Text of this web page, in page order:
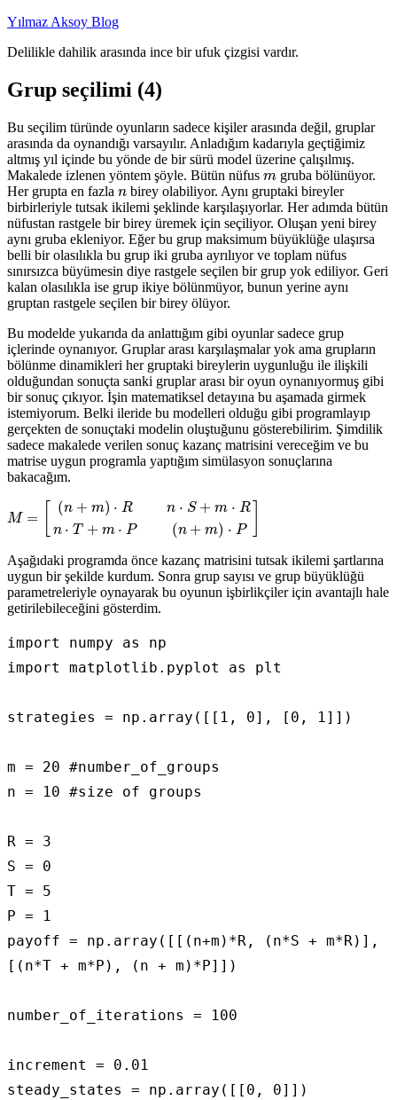
İçeriğe
Yılmaz Aksoy Blog
Delilikle dahilik arasında ince bir ufuk çizgisi vardır.
Grup seçilimi (4)
Bu seçilim türünde oyunların sadece kişiler arasında değil, gruplar
arasında da oynandığı varsayılır. Anladığım kadarıyla geçtiğimiz
altmış yıl içinde bu yönde de bir sürü model üzerine çalışılmış.
Makalede izlenen yöntem şöyle. Bütün nüfus m gruba bölünüyor.
Her grupta en fazla n birey olabiliyor. Aynı gruptaki bireyler
birbirleriyle tutsak ikilemi şeklinde karşılaşıyorlar. Her adımda bütün
nüfustan rastgele bir birey üremek için seçiliyor. Oluşan yeni birey
aynı gruba ekleniyor. Eğer bu grup maksimum büyüklüğe ulaşırsa
belli bir olasılıkla bu grup iki gruba ayrılıyor ve toplam nüfus
sınırsızca büyümesin diye rastgele seçilen bir grup yok ediliyor. Geri
kalan olasılıkla ise grup ikiye bölünmüyor, bunun yerine aynı
gruptan rastgele seçilen bir birey ölüyor.
Bu modelde yukarıda da anlattığım gibi oyunlar sadece grup
içlerinde oynanıyor. Gruplar arası karşılaşmalar yok ama grupların
bölünme dinamikleri her gruptaki bireylerin uygunluğu ile ilişkili
olduğundan sonuçta sanki gruplar arası bir oyun oynanıyormuş gibi
bir sonuç çıkıyor. İşin matematiksel detayına bu aşamada girmek
istemiyorum. Belki ileride bu modelleri olduğu gibi programlayıp
gerçekten de sonuçtaki modelin oluştuğunu gösterebilirim. Şimdilik
sadece makalede verilen sonuç kazanç matrisini vereceğim ve bu
matrise uygun programla yaptığım simülasyon sonuçlarına
bakacağım.
M =
(n + m) ⋅ R
n ⋅ T + m ⋅ P
n ⋅ S + m ⋅ R
(n + m) ⋅ P
Aşağıdaki programda önce kazanç matrisini tutsak ikilemi şartlarına
uygun bir şekilde kurdum. Sonra grup sayısı ve grup büyüklüğü
parametreleriyle oynayarak bu oyunun işbirlikçiler için avantajlı hale
getirilebileceğini gösterdim.
import numpy as np
import matplotlib.pyplot as plt
strategies = np.array([[1, 0], [0, 1]])
m = 20 #number_of_groups
n = 10 #size of groups
R = 3
S = 0
T = 5
P = 1
payoff = np.array([[(n+m)*R, (n*S + m*R)],
[(n*T + m*P), (n + m)*P]])
number_of_iterations = 100
increment = 0.01
steady_states = np.array([[0, 0]])